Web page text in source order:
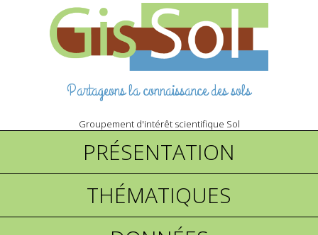
Partageons la connaissance des sols
Groupement d'intérêt scientifique Sol
PRÉSENTATION
THÉMATIQUES